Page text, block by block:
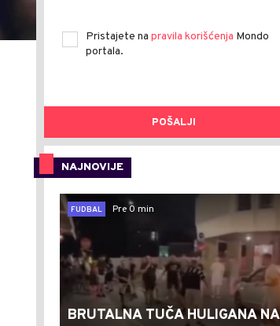
Pristajete na pravila korišćenja Mondo
portala.
POŠALJI
NAJNOVIJE
FUDBAL
Pre 0 min
BRUTALNA TUČA HULIGANA NA